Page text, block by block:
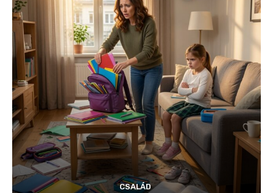
CSALÁD